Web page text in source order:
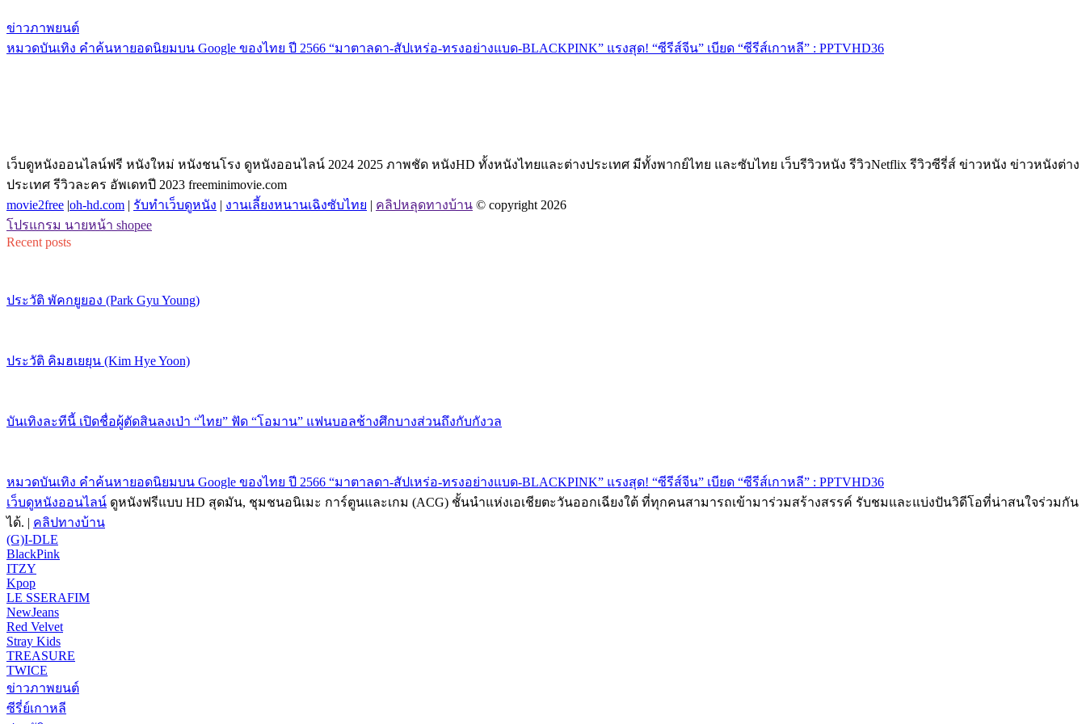
ข่าวภาพยนต์
หมวดบันเทิง คำค้นหายอดนิยมบน Google ของไทย ปี 2566 “มาตาลดา-สัปเหร่อ-ทรงอย่างแบด-BLACKPINK” แรงสุด! “ซีรีส์จีน” เบียด “ซีรีส์เกาหลี” : PPTVHD36
เว็บดูหนังออนไลน์ฟรี หนังใหม่ หนังชนโรง ดูหนังออนไลน์ 2024 2025 ภาพชัด หนังHD ทั้งหนังไทยและต่างประเทศ มีทั้งพากย์ไทย และซับไทย เว็บรีวิวหนัง รีวิวNetflix รีวิวซีรี่ส์ ข่าวหนัง ข่าวหนังต่าง
ประเทศ รีวิวละคร อัพเดทปี 2023 freeminimovie.com
movie2free |oh-hd.com | รับทำเว็บดูหนัง | งานเลี้ยงหนานเฉิงซับไทย | คลิปหลุดทางบ้าน © copyright 2026
โปรแกรม นายหน้า shopee
Recent posts
ประวัติ พัคกยูยอง (Park Gyu Young)
ประวัติ คิมฮเยยุน (Kim Hye Yoon)
บันเทิงละทีนี้ เปิดชื่อผู้ตัดสินลงเป่า “ไทย” ฟัด “โอมาน” แฟนบอลช้างศึกบางส่วนถึงกับกังวล
หมวดบันเทิง คำค้นหายอดนิยมบน Google ของไทย ปี 2566 “มาตาลดา-สัปเหร่อ-ทรงอย่างแบด-BLACKPINK” แรงสุด! “ซีรีส์จีน” เบียด “ซีรีส์เกาหลี” : PPTVHD36
เว็บดูหนังออนไลน์ ดูหนังฟรีแบบ HD สุดมัน, ชุมชนอนิเมะ การ์ตูนและเกม (ACG) ชั้นนำแห่งเอเชียตะวันออกเฉียงใต้ ที่ทุกคนสามารถเข้ามาร่วมสร้างสรรค์ รับชมและแบ่งปันวิดีโอที่น่าสนใจร่วมกัน
ได้. | คลิปทางบ้าน
(G)I-DLE
BlackPink
ITZY
Kpop
LE SSERAFIM
NewJeans
Red Velvet
Stray Kids
TREASURE
TWICE
ข่าวภาพยนต์
ซีรี่ย์เกาหลี